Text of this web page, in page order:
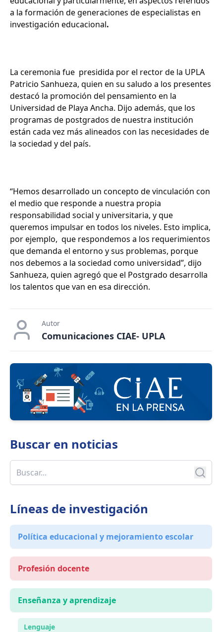
a la formación de generaciones de especialistas en
investigación educacional.
La ceremonia fue presidida por el rector de la UPLA
Patricio Sanhueza, quien en su saludo a los presentes
destacó la promoción del pensamiento en la
Universidad de Playa Ancha. Dijo además, que los
programas de postgrados de nuestra institución
están cada vez más alineados con las necesidades de
la sociedad y del país.
“Hemos desarrollado un concepto de vinculación con
el medio que responde a nuestra propia
responsabilidad social y universitaria, y que
queremos impulsar en todos los niveles. Esto implica,
por ejemplo, que respondemos a los requerimientos
que demanda el entorno y sus problemas, porque
nos debemos a la sociedad como universidad”, dijo
Sanhueza, quien agregó que el Postgrado desarrolla
los talentos que van en esa dirección.
Autor
Comunicaciones CIAE- UPLA
Buscar en noticias
Líneas de investigación
Política educacional y mejoramiento escolar
Profesión docente
Enseñanza y aprendizaje
Lenguaje